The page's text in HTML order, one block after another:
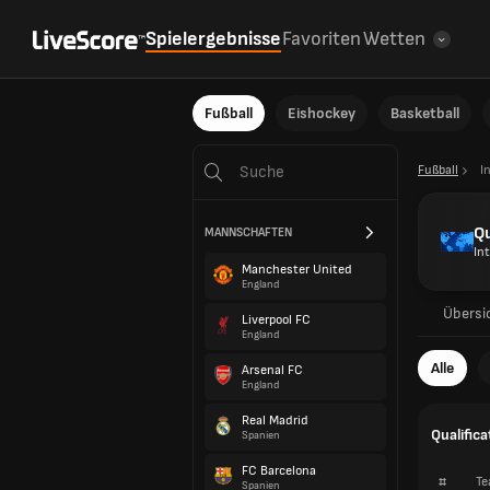
SpielergebnisseFavoritenWetten
Fußball Eishockey Basketball
MANNSCHAFTEN
Manchester United
England
Liverpool FC
England
Arsenal FC
England
Real Madrid
Spanien
FC Barcelona
Spanien
Fußball
Alle
#